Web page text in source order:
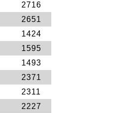
2716
2651
1424
1595
1493
2371
2311
2227